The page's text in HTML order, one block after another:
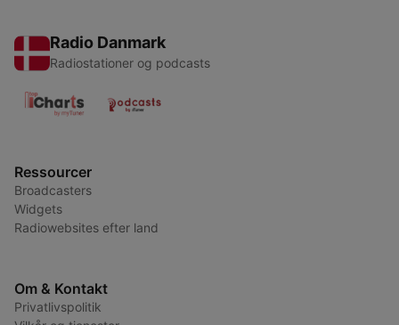
Radio Danmark
Radiostationer og podcasts
Ressourcer
Broadcasters
Widgets
Radiowebsites efter land
Om & Kontakt
Privatlivspolitik